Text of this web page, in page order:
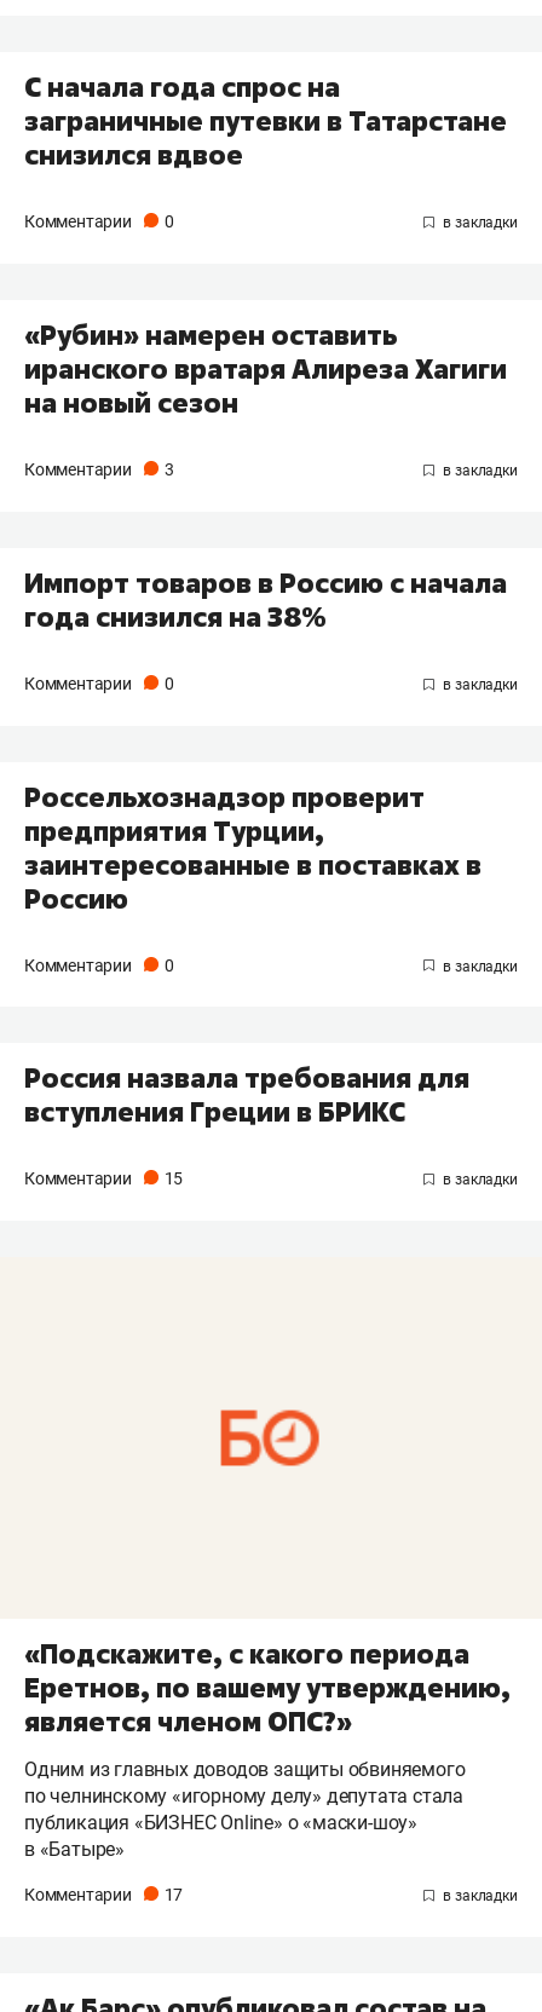
С начала года спрос на
заграничные путевки в Татарстане
снизился вдвое
Комментарии 0
«Рубин» намерен оставить
иранского вратаря Алиреза Хагиги
на новый сезон
Комментарии 3
Импорт товаров в Россию с начала
года снизился на 38%
Комментарии 0
Россельхознадзор проверит
предприятия Турции,
заинтересованные в поставках в
Россию
Комментарии 0
Россия назвала требования для
вступления Греции в БРИКС
Комментарии 15
«Подскажите, с какого периода
Еретнов, по вашему утверждению,
является членом ОПС?»
Одним из главных доводов защиты обвиняемого
по челнинскому «игорному делу» депутата стала
публикация «БИЗНЕС Online» о «маски-шоу»
в «Батыре»
Комментарии 17